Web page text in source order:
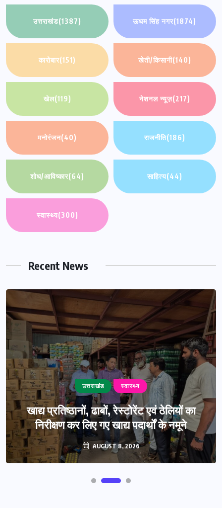
उत्तराखंड(1387) ऊधम सिंह नगर(1874)
कारोबार(151) खेती/किसानी(140)
खेल(119) नेशनल न्यूज़(217)
मनोरंजन(40) राजनीति(186)
शोध/आविष्कार(64) साहित्य(44)
स्वास्थ्य(300)
Recent News
उत्तराखंड स्वास्थ्य
खाद्य प्रतिष्ठानों, ढाबों, रेस्टोरेंट एवं ठेलियों का
निरीक्षण कर लिए गए खाद्य पदार्थों के नमूने
AUGUST 8, 2026